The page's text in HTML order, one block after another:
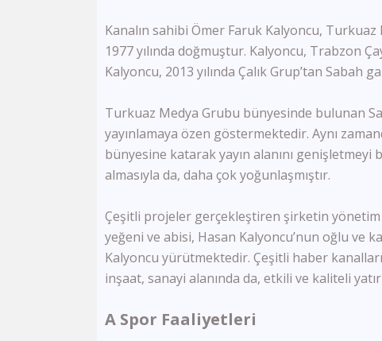
Kanalın sahibi Ömer Faruk Kalyoncu,
1977 yılında doğmuştur. Kalyoncu, Trabzon
Kalyoncu, 2013 yılında Çalık Grup’tan Sabah
Turkuaz Medya Grubu bünyesinde bulunan
yayınlamaya özen göstermektedir. Aynı
bünyesine katarak yayın alanını genişletmeyi
almasıyla da, daha çok yoğunlaşmıştır.
Çeşitli projeler gerçekleştiren şirketin yönetim
yeğeni ve abisi, Hasan Kalyoncu’nun oğlu ve
Kalyoncu yürütmektedir. Çeşitli haber
inşaat, sanayi alanında da, etkili ve kaliteli
A Spor Faaliyetleri